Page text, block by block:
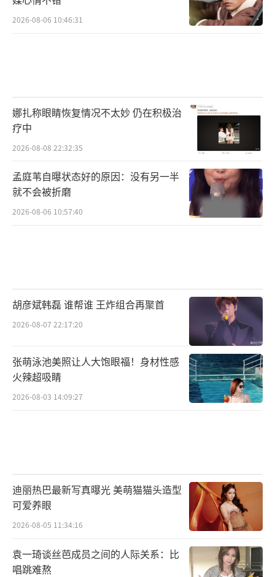
2026-08-06 10:46:31
娜扎称眼睛恢复情况不太妙 仍在积极治
疗中
2026-08-08 22:32:35
孟庭苇自曝状态好的原因：没有另一半
就不会被折磨
2026-08-06 10:57:40
胡彦斌韩磊 谁帮谁 王炸组合再聚首
2026-08-07 22:17:20
张萌泳池美照让人大饱眼福！身材性感
火辣超吸睛
2026-08-03 14:09:27
迪丽热巴最新写真曝光 美萌猫猫头造型
可爱养眼
2026-08-05 11:34:16
袁一琦谈丝芭成员之间的人际关系：比
唱跳难熬